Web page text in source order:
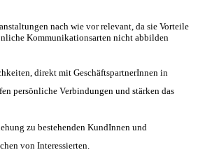
nach wie vor relevant, da sie Vorteile
Kommunikationsarten nicht abbilden
direkt mit GeschäftspartnerInnen in
persönliche Verbindungen und stärken das
zu bestehenden KundInnen und
von Interessierten.